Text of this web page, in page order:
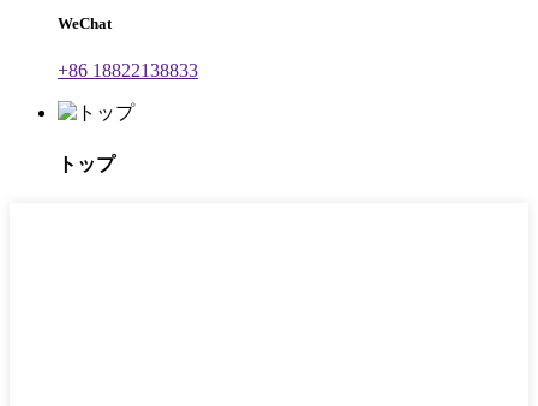
WeChat
+86 18822138833
トップ